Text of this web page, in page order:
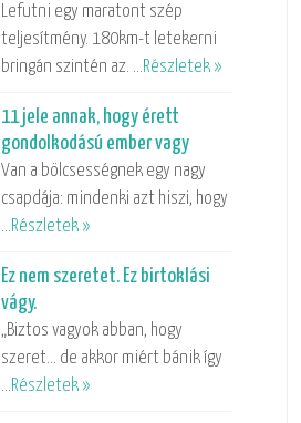
Lefutni egy maratont szép
teljesítmény. 180km-t letekerni
bringán szintén az. …Részletek »
11 jele annak, hogy érett
gondolkodású ember vagy
Van a bölcsességnek egy nagy
csapdája: mindenki azt hiszi, hogy
…Részletek »
Ez nem szeretet. Ez birtoklási
vágy.
„Biztos vagyok abban, hogy
szeret… de akkor miért bánik így
…Részletek »